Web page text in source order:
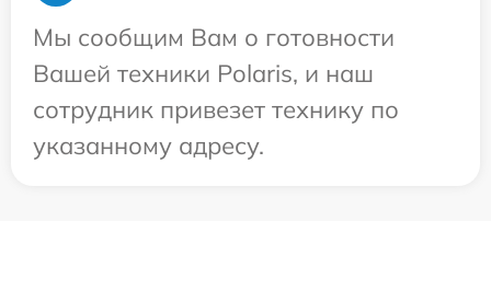
Мы сообщим Вам о готовности
Вашей техники Polaris, и наш
сотрудник привезет технику по
указанному адресу.